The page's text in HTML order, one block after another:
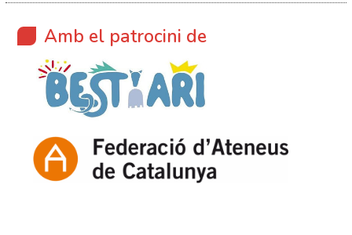
Amb el patrocini de